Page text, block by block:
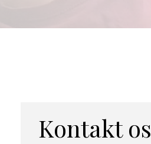
Kontakt os